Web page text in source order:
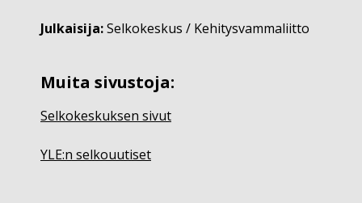
Julkaisija:Selkokeskus / Kehitysvammaliitto
Muita sivustoja:
Selkokeskuksen sivut
YLE:n selkouutiset